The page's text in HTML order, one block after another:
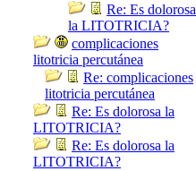
Re: Es dolorosa
la LITOTRICIA?
complicaciones
litotricia percutánea
Re: complicaciones
litotricia percutánea
Re: Es dolorosa la
LITOTRICIA?
Re: Es dolorosa la
LITOTRICIA?